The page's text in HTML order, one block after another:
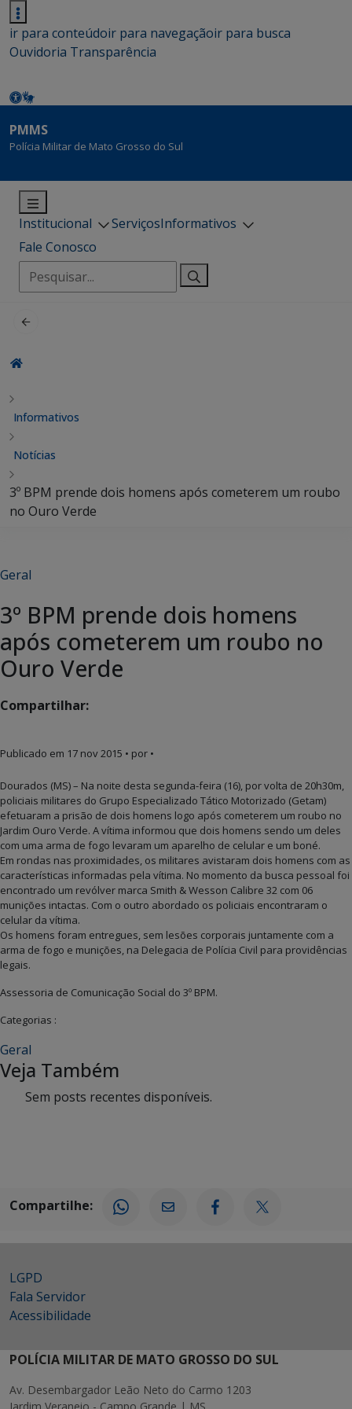
ir para conteúdoir para navegaçãoir para busca
Ouvidoria Transparência
PMMS
Polícia Militar de Mato Grosso do Sul
Institucional ServiçosInformativos
Fale Conosco
Pesquisar
por:
Informativos
Notícias
3º BPM prende dois homens após cometerem um roubo
no Ouro Verde
Geral
3º BPM prende dois homens
após cometerem um roubo no
Ouro Verde
Compartilhar:
Publicado em 17 nov 2015 • por •
Dourados (MS) – Na noite desta segunda-feira (16), por volta de 20h30m,
policiais militares do Grupo Especializado Tático Motorizado (Getam)
efetuaram a prisão de dois homens logo após cometerem um roubo no
Jardim Ouro Verde. A vítima informou que dois homens sendo um deles
com uma arma de fogo levaram um aparelho de celular e um boné.
Em rondas nas proximidades, os militares avistaram dois homens com as
características informadas pela vítima. No momento da busca pessoal foi
encontrado um revólver marca Smith & Wesson Calibre 32 com 06
munições intactas. Com o outro abordado os policiais encontraram o
celular da vítima.
Os homens foram entregues, sem lesões corporais juntamente com a
arma de fogo e munições, na Delegacia de Polícia Civil para providências
legais.
Assessoria de Comunicação Social do 3º BPM.
Categorias :
Geral
Veja Também
Sem posts recentes disponíveis.
Compartilhe:
LGPD
Fala Servidor
Acessibilidade
POLÍCIA MILITAR DE MATO GROSSO DO SUL
Av. Desembargador Leão Neto do Carmo 1203